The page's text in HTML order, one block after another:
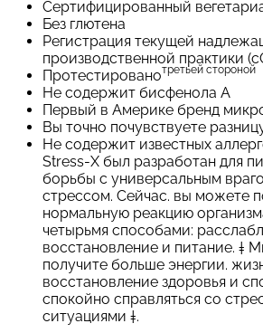
Сертифицированный
Без глютена
Регистрация текущей
производственной практики
Протестированотретьей стороной
Не содержит бисфенола А
Первый в Америке бренд
Вы точно почувствуете
Не содержит известных
Stress-X был разработан для
борьбы с универсальным
стрессом. Сейчас. вы можете
нормальную реакцию
четырьмя способами:
восстановление и питание. ‡
получите больше энергии.
восстановление здоровья и
спокойно справляться со
ситуациями ‡.